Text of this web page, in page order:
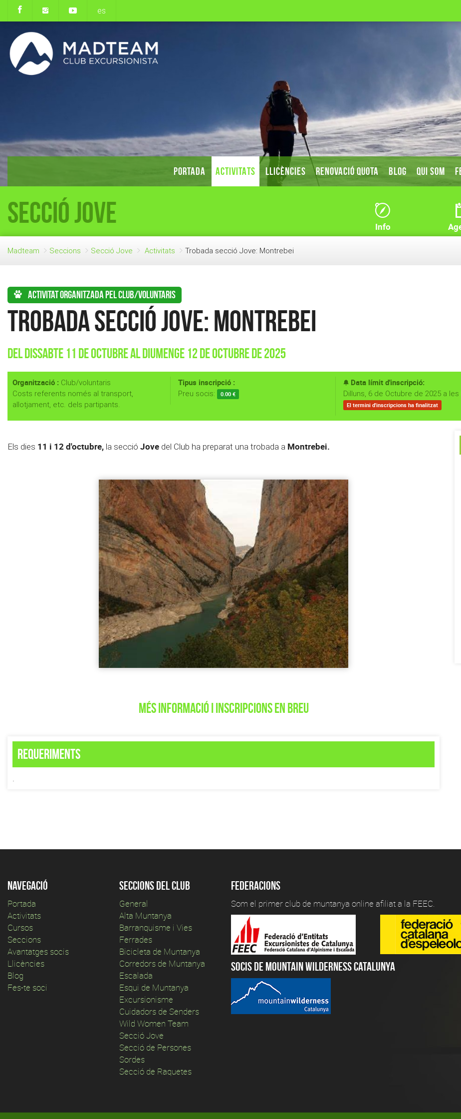
es
PORTADA ACTIVITATS LLICÈNCIES RENOVACIÓ QUOTA BLOG QUI SOM
Secció Jove Info
Madteam Seccions Secció Jove Activitats Trobada secció Jove: Montrebei
Activitat organitzada pel club/voluntaris
Trobada secció Jove: Montrebei
Del Dissabte 11 de Octubre al Diumenge 12 de Octubre de 2025
Organització : Club/voluntaris
Costs referents només al transport,
allotjament, etc. dels partipants.
Tipus inscripció :
Preu socis: 0.00 €
Data límit d'inscripció:
Dilluns, 6 de Octubre de 2025 a les
El termini d'inscripcions ha finalitzat
Els dies 11 i 12 d'octubre, la secció Jove del Club ha preparat una trobada a Montrebei.
MÉS INFORMACIÓ I INSCRIPCIONS EN BREU
Requeriments
.
Navegació
Portada
Activitats
Cursos
Seccions
Avantatges socis
Llicències
Blog
Fes-te soci
Seccions del club
General
Alta Muntanya
Barranquisme i Vies
Ferrades
Bicicleta de Muntanya
Corredors de Muntanya
Escalada
Esqui de Muntanya
Excursionisme
Cuidadors de Senders
Wild Women Team
Secció Jove
Secció de Persones
Sordes
Secció de Raquetes
Federacions
Som el primer club de muntanya online afiliat a la FEEC.
Socis de Mountain Wilderness Catalunya